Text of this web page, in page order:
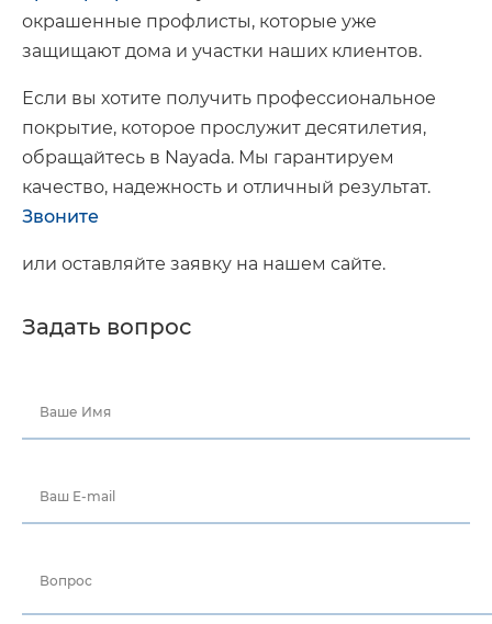
окрашенные профлисты, которые уже
защищают дома и участки наших клиентов.
Если вы хотите получить профессиональное
покрытие, которое прослужит десятилетия,
обращайтесь в Nayada. Мы гарантируем
качество, надежность и отличный результат.
Звоните
или оставляйте заявку на нашем сайте.
Задать вопрос
Ваше Имя
Ваш E-mail
Вопрос